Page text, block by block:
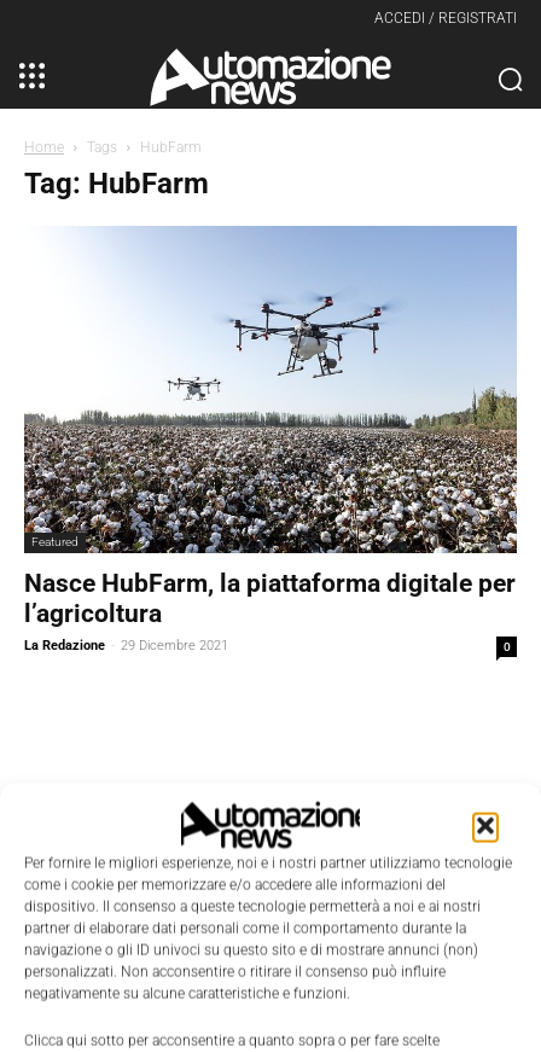
Per fornire le migliori esperienze, noi e i nostri partner utilizziamo tecnologie
come i cookie per memorizzare e/o accedere alle informazioni del
dispositivo. Il consenso a queste tecnologie permetterà a noi e ai nostri
partner di elaborare dati personali come il comportamento durante la
navigazione o gli ID univoci su questo sito e di mostrare annunci (non)
personalizzati. Non acconsentire o ritirare il consenso può influire
negativamente su alcune caratteristiche e funzioni.
Clicca qui sotto per acconsentire a quanto sopra o per fare scelte
ACCEDI / REGISTRATI
Home Tags HubFarm
Tag: HubFarm
Featured
Nasce HubFarm, la piattaforma digitale per
l’agricoltura
La Redazione - 29 Dicembre 2021 0